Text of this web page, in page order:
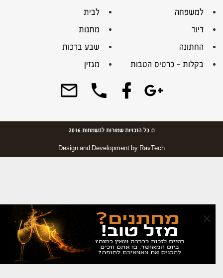
למשפחה
לבית
דיור
מתנות
החתונה
שבע ברכות
בקלות – כרטיס הטבות
מגזין
×
© כל הזכויות שמורות לבשמחות 2016
Design and Development by RavTech